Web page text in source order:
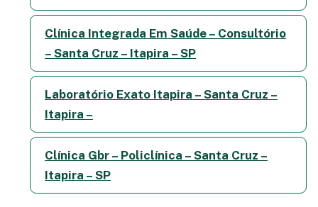
Clínica Integrada Em Saúde – Consultório
– Santa Cruz – Itapira – SP
Laboratório Exato Itapira – Santa Cruz –
Itapira –
Clínica Gbr – Policlínica – Santa Cruz –
Itapira – SP